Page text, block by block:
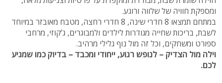
ומספקת חוויה של שלווה ורוגע.
במתחם תמצאו 8 חדרי שינה, 8 חדרי רחצה, מטבח מאובזר במיוחד
לשבת, בריכות שחייה מגודרות לילדים ולמבוגרים, ג’קוזי, מרחבי
ספורט ומשחקים, וכל זה מול נוף גלילי מרהיב.
וילה מול הצדיק – לנופש רגוע, ייחודי ומכבד – בדיוק כמו שמגיע
לכם.